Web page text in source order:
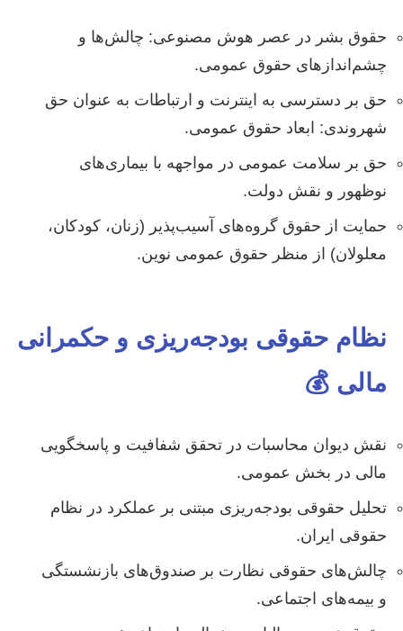
حقوق بشر در عصر هوش مصنوعی: چالش‌ها و
چشم‌اندازهای حقوق عمومی.
حق بر دسترسی به اینترنت و ارتباطات به عنوان حق
شهروندی: ابعاد حقوق عمومی.
حق بر سلامت عمومی در مواجهه با بیماری‌های
نوظهور و نقش دولت.
حمایت از حقوق گروه‌های آسیب‌پذیر (زنان، کودکان،
معلولان) از منظر حقوق عمومی نوین.
نظام حقوقی بودجه‌ریزی و حکمرانی
مالی 💰
نقش دیوان محاسبات در تحقق شفافیت و پاسخگویی
مالی در بخش عمومی.
تحلیل حقوقی بودجه‌ریزی مبتنی بر عملکرد در نظام
حقوقی ایران.
چالش‌های حقوقی نظارت بر صندوق‌های بازنشستگی
و بیمه‌های اجتماعی.